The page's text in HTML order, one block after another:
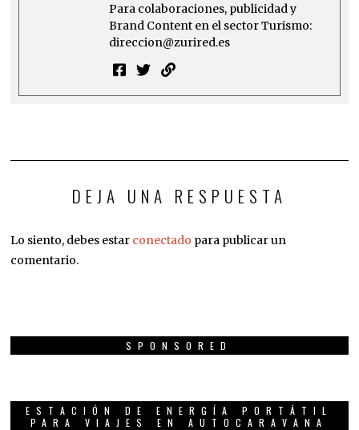
Para colaboraciones, publicidad y
Brand Content en el sector Turismo:
direccion@zurired.es
DEJA UNA RESPUESTA
Lo siento, debes estar conectado para publicar un
comentario.
SPONSORED
ESTACIÓN DE ENERGÍA PORTÁTIL
PARA VIAJES EN AUTOCARAVANA